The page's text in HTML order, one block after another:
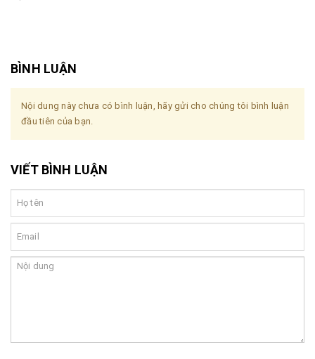
BÌNH LUẬN
Nội dung này chưa có bình luận, hãy gửi cho chúng tôi bình luận
đầu tiên của bạn.
VIẾT BÌNH LUẬN